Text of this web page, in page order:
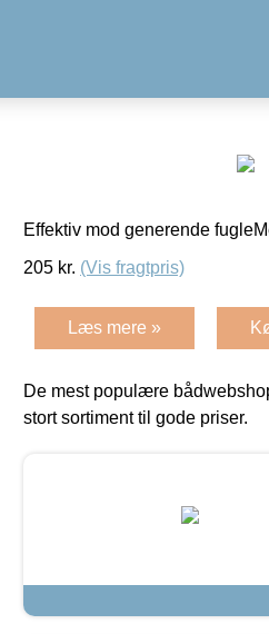
Effektiv mod generende
205 kr. (Vis fragtpris)
Læs mere »
De mest populære
stort sortiment til gode priser.